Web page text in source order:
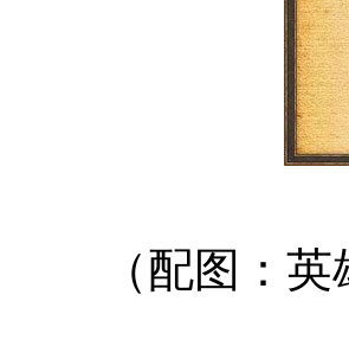
（配图：英